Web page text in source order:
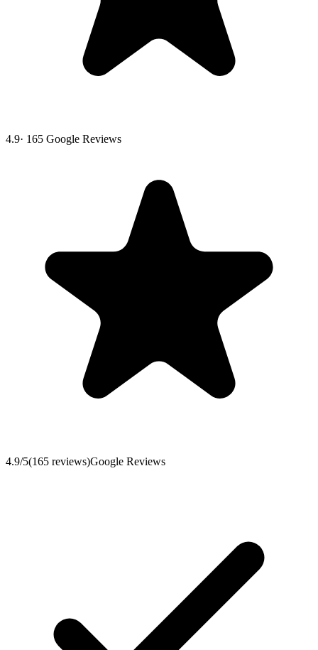
4.9· 165 Google Reviews
4.9/5(165 reviews)Google Reviews